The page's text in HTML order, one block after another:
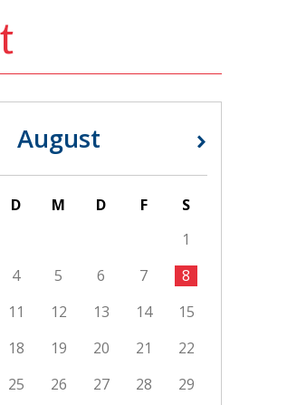
August »
D M D F
S
1
4 5 6 7
8
11 12 13 14
15
18 19 20 21
22
25 26 27 28
29